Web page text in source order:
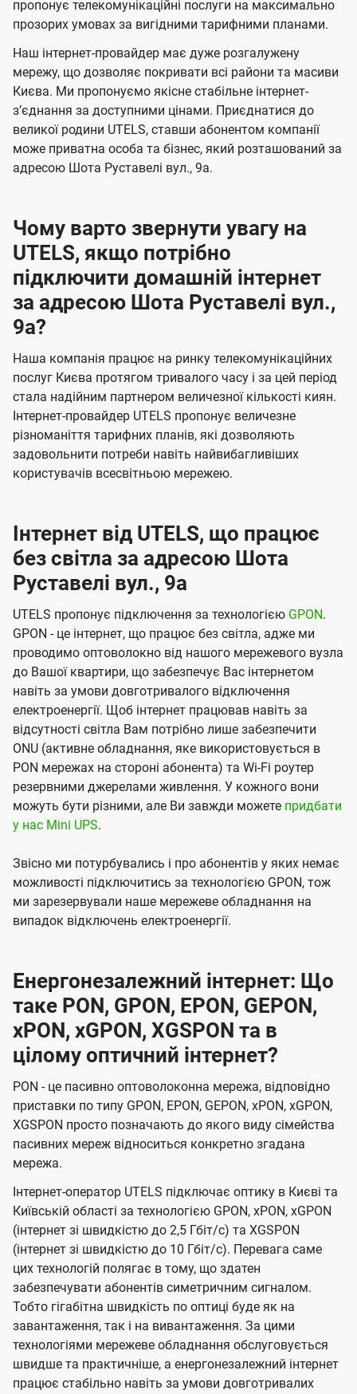
ї
U
t
e
l
s
а
ч
е
н
н
я
а
ч
е
н
н
я
пропонує телекомунікаційні послуги на максимально
прозорих умовах за вигідними тарифними планами.
Наш інтернет-провайдер має дуже розгалужену
мережу, що дозволяє покривати всі райони та масиви
Києва. Ми пропонуємо якісне стабільне інтернет-
зʼєднання за доступними цінами. Приєднатися до
великої родини UTELS, ставши абонентом компанії
може приватна особа та бізнес, який розташований за
адресою Шота Руставелі вул., 9а.
Чому варто звернути увагу на
UTELS, якщо потрібно
підключити домашній інтернет
за адресою Шота Руставелі вул.,
9а?
Наша компанія працює на ринку телекомунікаційних
послуг Києва протягом тривалого часу і за цей період
стала надійним партнером величезної кількості киян.
Інтернет-провайдер UTELS пропонує величезне
різноманіття тарифних планів, які дозволяють
задовольнити потреби навіть найвибагливіших
користувачів всесвітньою мережею.
Інтернет від UTELS, що працює
без світла за адресою Шота
Руставелі вул., 9а
UTELS пропонує підключення за технологією GPON.
GPON - це інтернет, що працює без світла, адже ми
проводимо оптоволокно від нашого мережевого вузла
до Вашої квартири, що забезпечує Вас інтернетом
навіть за умови довготривалого відключення
електроенергії. Щоб інтернет працював навіть за
відсутності світла Вам потрібно лише забезпечити
ONU (активне обладнання, яке використовується в
PON мережах на стороні абонента) та Wi-Fi роутер
резервними джерелами живлення. У кожного вони
можуть бути різними, але Ви завжди можете придбати
у нас Mini UPS.
Звісно ми потурбувались і про абонентів у яких немає
можливості підключитись за технологією GPON, тож
ми зарезервували наше мережеве обладнання на
випадок відключень електроенергії.
Енергонезалежний інтернет: Що
таке PON, GPON, EPON, GEPON,
xPON, xGPON, XGSPON та в
цілому оптичний інтернет?
PON - це пасивно оптоволоконна мережа, відповідно
приставки по типу GPON, EPON, GEPON, xPON, xGPON,
XGSPON просто позначають до якого виду сімейства
пасивних мереж відноситься конкретно згадана
мережа.
Інтернет-оператор UTELS підключає оптику в Києві та
Київській області за технологією GPON, xPON, xGPON
(інтернет зі швидкістю до 2,5 Гбіт/с) та XGSPON
(інтернет зі швидкістю до 10 Гбіт/с). Перевага саме
цих технологій полягає в тому, що здатен
забезпечувати абонентів симетричним сигналом.
Тобто гігабітна швидкість по оптиці буде як на
завантаження, так і на вивантаження. За цими
технологіями мережеве обладнання обслуговується
швидше та практичніше, а енергонезалежний інтернет
працює стабільно навіть за умови довготривалих